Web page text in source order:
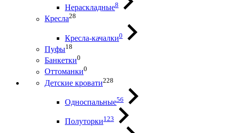
Нераскладные8
Кресла28
Кресла-качалки0
Пуфы18
Банкетки0
Оттоманки0
Детские кровати228
Односпальные56
Полуторки123